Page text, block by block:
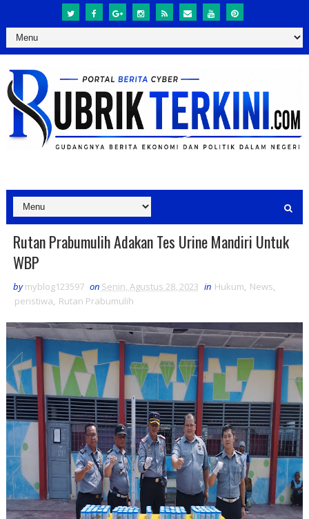
Rutan Prabumulih Adakan Tes Urine Mandiri Untuk
WBP
by myblog123597 on Senin, Agustus 28, 2023 in Hukum, News,
peristiwa, Rutan Prabumulih